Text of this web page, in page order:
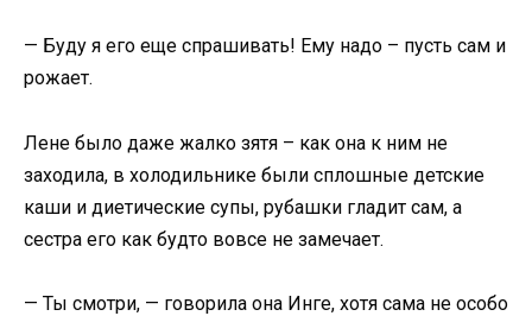
— Буду я его еще спрашивать! Ему надо – пусть сам и
рожает.
Лене было даже жалко зятя – как она к ним не
заходила, в холодильнике были сплошные детские
каши и диетические супы, рубашки гладит сам, а
сестра его как будто вовсе не замечает.
— Ты смотри, — говорила она Инге, хотя сама не особо